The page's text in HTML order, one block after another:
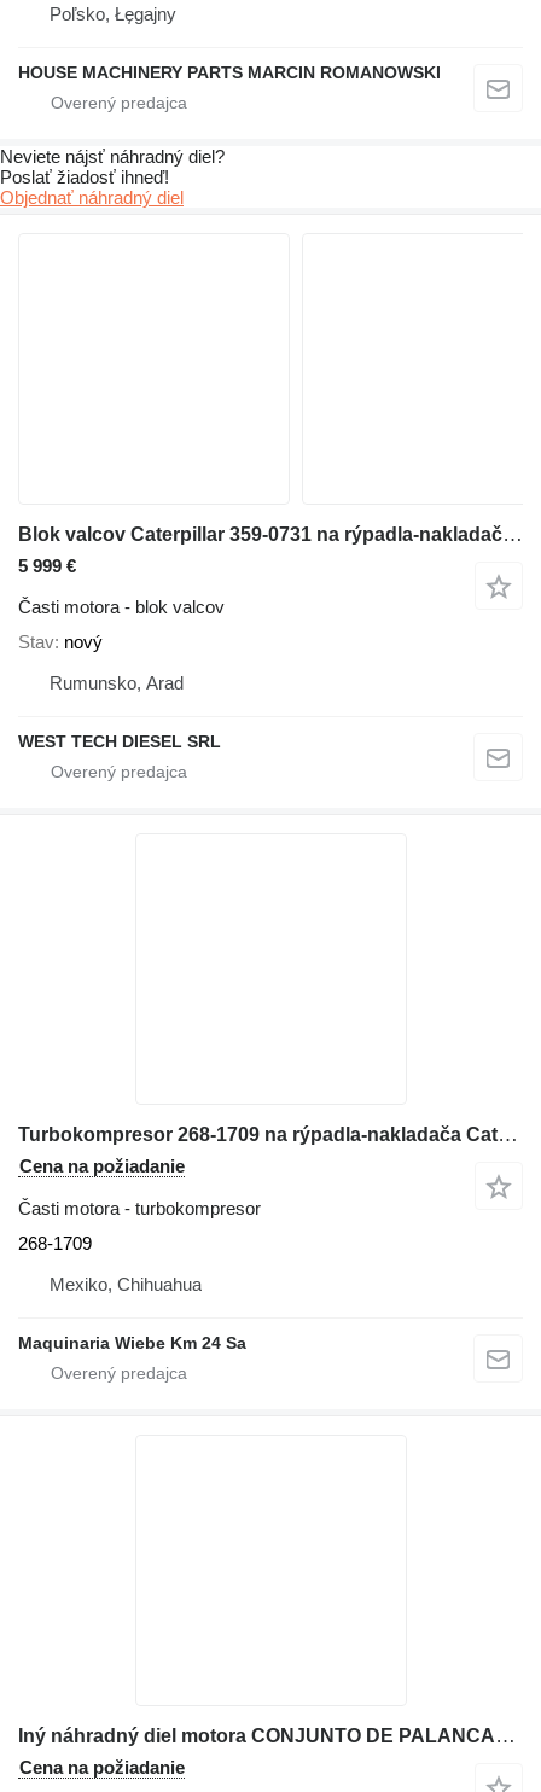
Poľsko, Łęgajny
HOUSE MACHINERY PARTS MARCIN ROMANOWSKI
Neviete nájsť náhradný diel?
Poslať žiadosť ihneď!
Objednať náhradný diel
Blok valcov Caterpillar 359-0731 na rýpadla-nakladača Caterpillar 416E
5 999 €
Časti motora - blok valcov
Stav nový
Rumunsko, Arad
WEST TECH DIESEL SRL
Turbokompresor 268-1709 na rýpadla-nakladača Caterpillar 416E
Cena na požiadanie
Časti motora - turbokompresor
268-1709
Mexiko, Chihuahua
Maquinaria Wiebe Km 24 Sa
Iný náhradný diel motora CONJUNTO DE PALANCAS MANDO HIDRAULICO 209-3353 na rýpadla-nakladača Caterpillar 416E
Cena na požiadanie